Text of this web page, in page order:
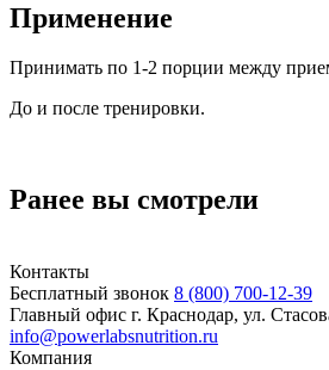
Применение
Принимать по 1-2 порции между
До и после тренировки.
Ранее вы смотрели
Контакты
Бесплатный звонок 8 (800) 700-12-39
Главный офис г. Краснодар, ул.
info@powerlabsnutrition.ru
Компания